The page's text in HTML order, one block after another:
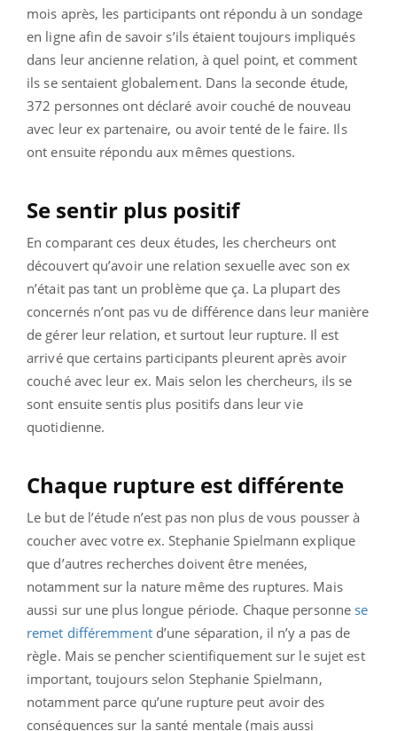
mois après, les participants ont répondu à un sondage
en ligne afin de savoir s’ils étaient toujours impliqués
dans leur ancienne relation, à quel point, et comment
ils se sentaient globalement. Dans la seconde étude,
372 personnes ont déclaré avoir couché de nouveau
avec leur ex partenaire, ou avoir tenté de le faire. Ils
ont ensuite répondu aux mêmes questions.
Se sentir plus positif
En comparant ces deux études, les chercheurs ont
découvert qu’avoir une relation sexuelle avec son ex
n’était pas tant un problème que ça. La plupart des
concernés n’ont pas vu de différence dans leur manière
de gérer leur relation, et surtout leur rupture. Il est
arrivé que certains participants pleurent après avoir
couché avec leur ex. Mais selon les chercheurs, ils se
sont ensuite sentis plus positifs dans leur vie
quotidienne.
Chaque rupture est différente
Le but de l’étude n’est pas non plus de vous pousser à
coucher avec votre ex. Stephanie Spielmann explique
que d’autres recherches doivent être menées,
notamment sur la nature même des ruptures. Mais
aussi sur une plus longue période. Chaque personne se
remet différemmentd’une séparation, il n’y a pas de
règle. Mais se pencher scientifiquement sur le sujet est
important, toujours selon Stephanie Spielmann,
notamment parce qu’une rupture peut avoir des
conséquences sur la santé mentale (mais aussi